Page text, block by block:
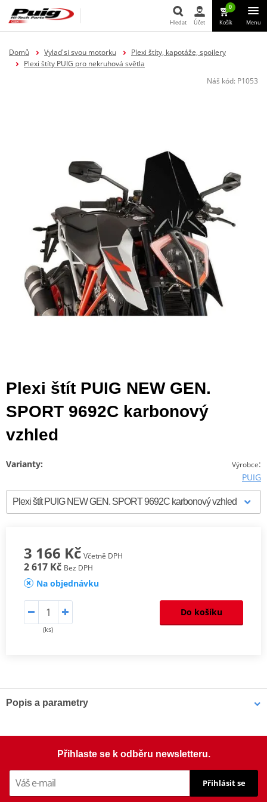
Hledat
Hledat Účet
0
Košík Menu
Domů Vylaď si svou motorku
Plexi štíty, kapotáže, spoilery
Plexi štíty PUIG pro nekruhová světla
Náš kód: P1053
Plexi štít PUIG NEW GEN.
SPORT 9692C karbonový
vzhled
Výrobce:
PUIG
Varianty:
3 166 Kč Včetně DPH
2 617 Kč Bez DPH
Na objednávku
(ks)
Do košíku
Popis a parametry
PDF Aerodynamic
Comparative test
Přihlaste se k odběru newsletteru.
Přihlásit se